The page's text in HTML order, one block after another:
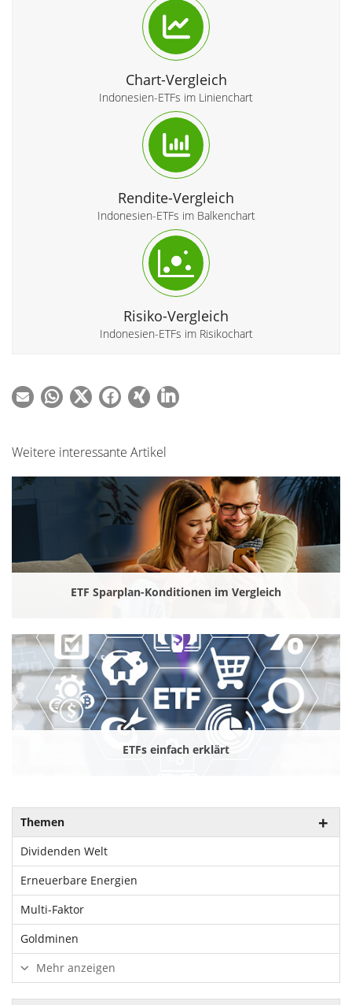
Chart-Vergleich
Indonesien-ETFs im Linienchart
Rendite-Vergleich
Indonesien-ETFs im Balkenchart
Risiko-Vergleich
Indonesien-ETFs im Risikochart
Weitere interessante Artikel
ETF Sparplan-Konditionen im Vergleich
ETFs einfach erklärt
Themen
Dividenden Welt
Erneuerbare Energien
Multi-Faktor
Goldminen
Mehr anzeigen